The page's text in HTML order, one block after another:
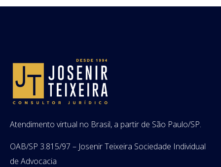
Atendimento virtual no Brasil, a partir de São Paulo/SP.
OAB/SP 3.815/97 – Josenir Teixeira Sociedade Individual
de Advocacia